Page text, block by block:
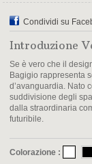
Condividi su
Introduzione
Se è vero che il
Bagigio rappresenta
d’avanguardia. Nato
suddivisione degli
dalla straordinaria
futuribile.
Colorazione :